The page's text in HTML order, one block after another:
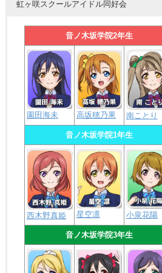
虹ヶ咲スクールアイドル同好会
音ノ木坂学院2年生
園田海未 高坂穂乃果 南ことり
音ノ木坂学院1年生
西木野真姫 星空凛 小泉花陽
音ノ木坂学院3年生